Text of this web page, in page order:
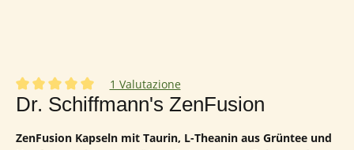
Valutazione media di 5 su 5 stelle
1 Valutazione
Dr. Schiffmann's ZenFusion
ZenFusion Kapseln mit Taurin, L-Theanin aus Grüntee und